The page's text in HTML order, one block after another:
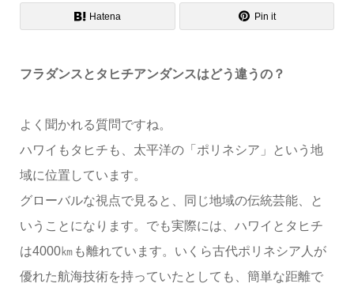
Hatena Pin it
フラダンスとタヒチアンダンスはどう違うの？
よく聞かれる質問ですね。
ハワイもタヒチも、太平洋の「ポリネシア」という地
域に位置しています。
グローバルな視点で見ると、同じ地域の伝統芸能、と
いうことになります。でも実際には、ハワイとタヒチ
は4000㎞も離れています。いくら古代ポリネシア人が
優れた航海技術を持っていたとしても、簡単な距離で